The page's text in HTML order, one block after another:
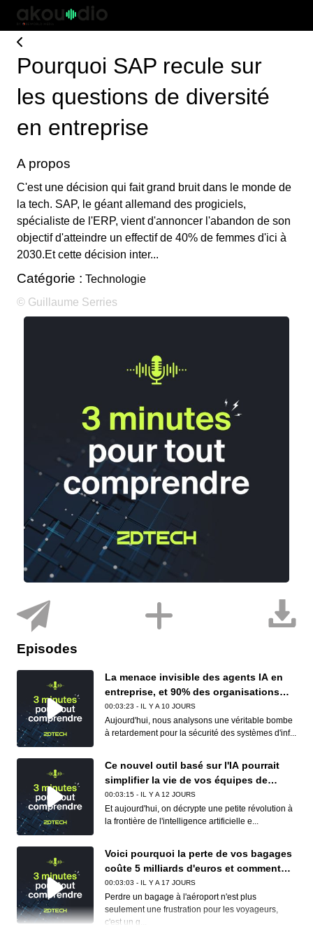
Pourquoi SAP recule sur
les questions de diversité
en entreprise
A propos
C'est une décision qui fait grand bruit dans le monde de
la tech. SAP, le géant allemand des progiciels,
spécialiste de l'ERP, vient d'annoncer l'abandon de son
objectif d'atteindre un effectif de 40% de femmes d'ici à
2030.Et cette décision inter...
Catégorie : Technologie
© Guillaume Serries
Episodes
La menace invisible des agents IA en
entreprise, et 90% des organisations
sont concernées
00:03:23 - IL Y A 10 JOURS
Aujourd'hui, nous analysons une véritable bombe
à retardement pour la sécurité des systèmes d'inf...
Ce nouvel outil basé sur l'IA pourrait
simplifier la vie de vos équipes de
conformité (et de vos développeurs)
00:03:15 - IL Y A 12 JOURS
Et aujourd'hui, on décrypte une petite révolution à
la frontière de l'intelligence artificielle e...
Voici pourquoi la perte de vos bagages
coûte 5 milliards d'euros et comment
Apple et Google réduisent déjà ce
cauchemar logistique
00:03:03 - IL Y A 17 JOURS
Perdre un bagage à l'aéroport n'est plus
seulement une frustration pour les voyageurs,
c'est un g...